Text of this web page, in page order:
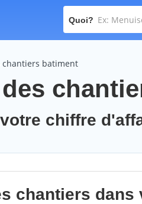
Quoi?
chantiers batiment
chiffre
chantiers dans